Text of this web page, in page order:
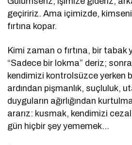
geçiririz. Ama içimizde,
fırtına kopar.
Kimi zaman o fırtına, bir tabak
“Sadece bir lokma” deriz; sonra
kendimizi kontrolsüzce yerken
ardından pişmanlık, suçluluk,
duyguların ağırlığından
ararız: kusmak, kendimizi
gün hiçbir şey yememek…